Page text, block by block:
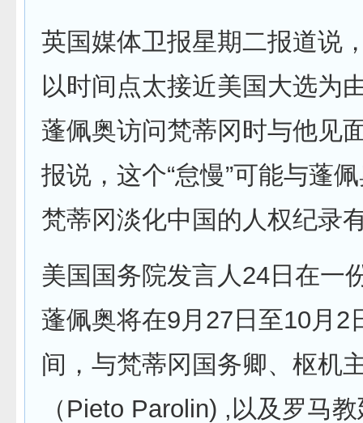
英国媒体卫报星期二报道说
以时间点太接近美国大选为
蓬佩奥访问梵蒂冈时与他见
报说，这个“怠慢”可能与蓬
梵蒂冈淡化中国的人权纪录
美国国务院发言人24日在一
蓬佩奥将在9月27日至10月2
间，与梵蒂冈国务卿、枢机
（Pieto Parolin) ,以及罗马